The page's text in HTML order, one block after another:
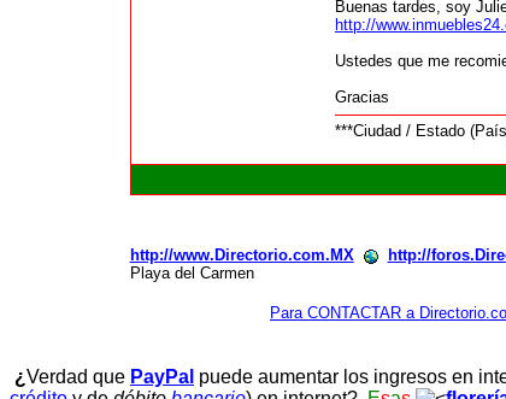
Buenas tardes, soy
http://
Ustedes que me
Gracias
***Ciudad / Estado
http://www.Directorio.com.MX http://
Playa del Carmen
Para CONTACTAR a
¿Verdad que PayPal puede aumentar los ingresos en